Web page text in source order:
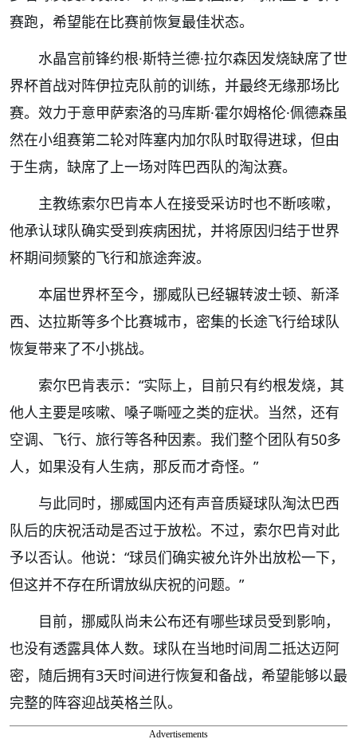
赛跑，希望能在比赛前恢复最佳状态。
水晶宫前锋约根·斯特兰德·拉尔森因发烧缺席了世
界杯首战对阵伊拉克队前的训练，并最终无缘那场比
赛。效力于意甲萨索洛的马库斯·霍尔姆格伦·佩德森虽
然在小组赛第二轮对阵塞内加尔队时取得进球，但由
于生病，缺席了上一场对阵巴西队的淘汰赛。
主教练索尔巴肯本人在接受采访时也不断咳嗽，
他承认球队确实受到疾病困扰，并将原因归结于世界
杯期间频繁的飞行和旅途奔波。
本届世界杯至今，挪威队已经辗转波士顿、新泽
西、达拉斯等多个比赛城市，密集的长途飞行给球队
恢复带来了不小挑战。
索尔巴肯表示：“实际上，目前只有约根发烧，其
他人主要是咳嗽、嗓子嘶哑之类的症状。当然，还有
空调、飞行、旅行等各种因素。我们整个团队有50多
人，如果没有人生病，那反而才奇怪。”
与此同时，挪威国内还有声音质疑球队淘汰巴西
队后的庆祝活动是否过于放松。不过，索尔巴肯对此
予以否认。他说：“球员们确实被允许外出放松一下，
但这并不存在所谓放纵庆祝的问题。”
目前，挪威队尚未公布还有哪些球员受到影响，
也没有透露具体人数。球队在当地时间周二抵达迈阿
密，随后拥有3天时间进行恢复和备战，希望能够以最
完整的阵容迎战英格兰队。
Advertisements